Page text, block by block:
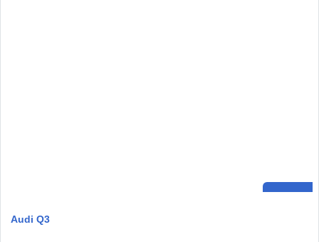
Audi Q3